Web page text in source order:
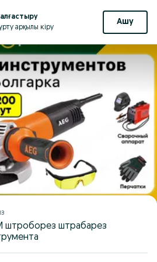
арқылы кіру
Ашу
штроборез штрабарез